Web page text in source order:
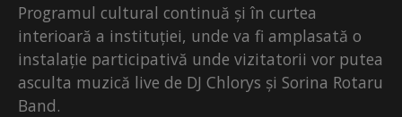
Programul cultural continuă și în curtea
interioară a instituției, unde va fi amplasată o
instalație participativă unde vizitatorii vor putea
asculta muzică live de DJ Chlorys și Sorina Rotaru
Band.